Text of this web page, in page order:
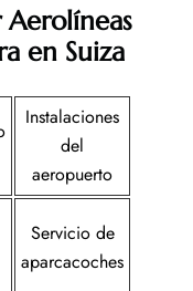
en Suiza
Instalaciones
del
aeropuerto
Servicio de
aparcacoches